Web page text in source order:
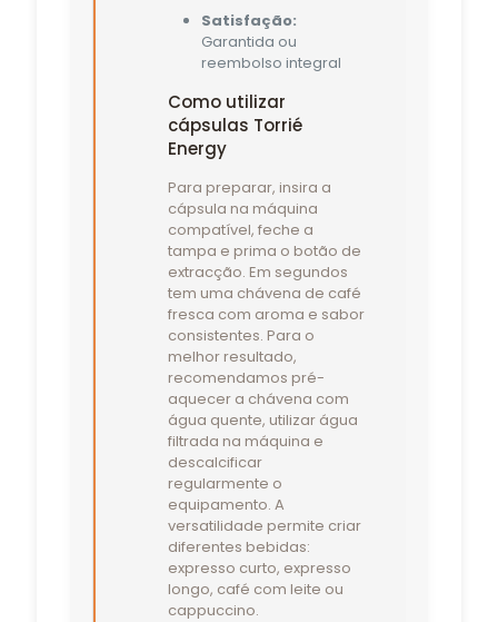
Satisfação:
Garantida ou
reembolso integral
Como utilizar
cápsulas Torrié
Energy
Para preparar, insira a
cápsula na máquina
compatível, feche a
tampa e prima o botão de
extracção. Em segundos
tem uma chávena de café
fresca com aroma e sabor
consistentes. Para o
melhor resultado,
recomendamos pré-
aquecer a chávena com
água quente, utilizar água
filtrada na máquina e
descalcificar
regularmente o
equipamento. A
versatilidade permite criar
diferentes bebidas:
expresso curto, expresso
longo, café com leite ou
cappuccino.